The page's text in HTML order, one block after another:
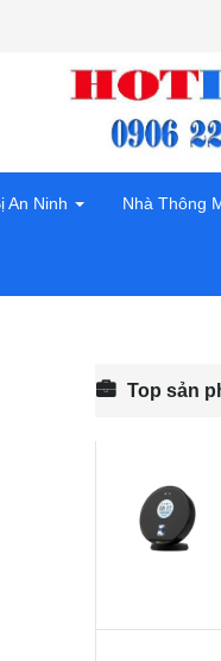
An Ninh Nhà Thông
Top sản